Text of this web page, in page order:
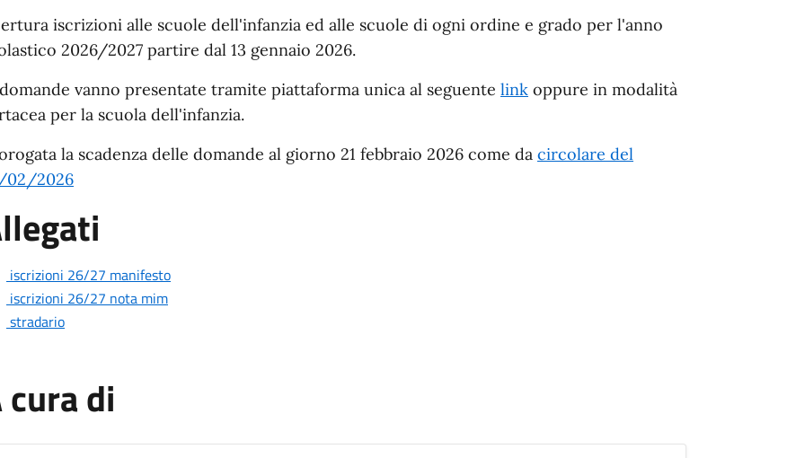
iscrizioni alle scuole dell'infanzia ed alle scuole di ogni ordine e grado per l'anno
2026/2027 partire dal 13 gennaio 2026.
vanno presentate tramite piattaforma unica al seguente link oppure in modalità
per la scuola dell'infanzia.
la scadenza delle domande al giorno 21 febbraio 2026 come da circolare del
02/2026
iscrizioni 26/27 manifesto
iscrizioni 26/27 nota mim
stradario
cura di